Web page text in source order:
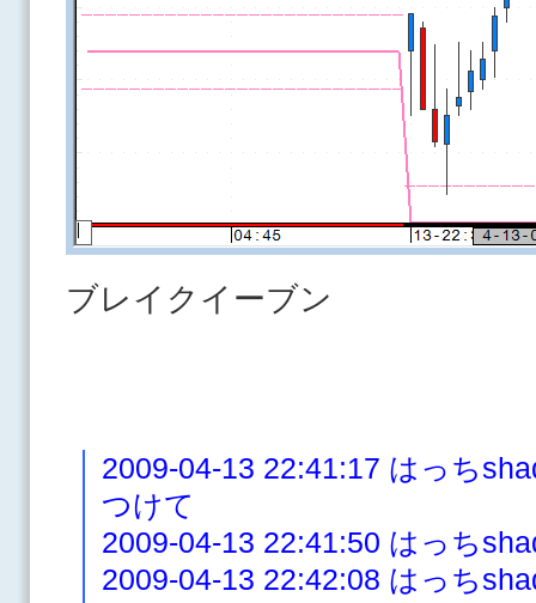
ブレイクイーブン
2009-04-13 22:41:17 はっち
つけて
2009-04-13 22:41:50 はっち
2009-04-13 22:42:08 はっち